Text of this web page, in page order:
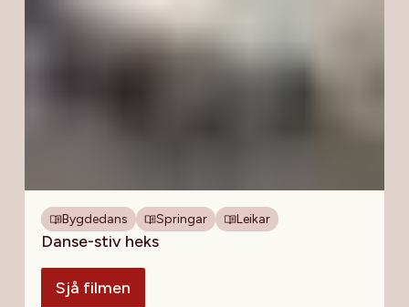
Bygdedans Springar Leikar
Danse-stiv heks
Sjå filmen